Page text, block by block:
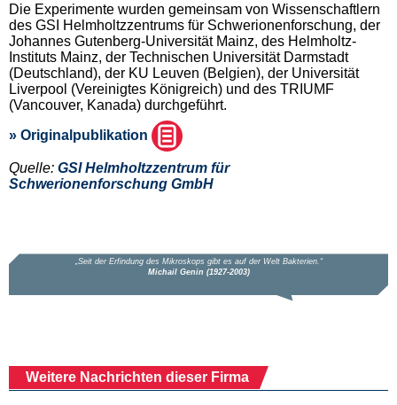
Die Experimente wurden gemeinsam von Wissenschaftlern
des GSI Helmholtzzentrums für Schwerionenforschung, der
Johannes Gutenberg-Universität Mainz, des Helmholtz-
Instituts Mainz, der Technischen Universität Darmstadt
(Deutschland), der KU Leuven (Belgien), der Universität
Liverpool (Vereinigtes Königreich) und des TRIUMF
(Vancouver, Kanada) durchgeführt.
» Originalpublikation
Quelle: GSI Helmholtzzentrum für
Schwerionenforschung GmbH
Weitere Nachrichten dieser Firma